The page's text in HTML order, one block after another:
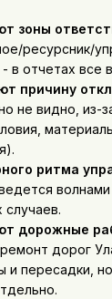
зоны
ресурсник/
- в отчетах все
причину
не видно, из-
ритма
случаев.
дорожные
ремонт дорог
и пересадки,